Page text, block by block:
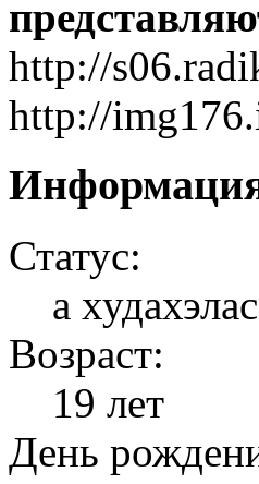
http://
http://
Статус:
а худахэлас
Возраст:
19 лет
День